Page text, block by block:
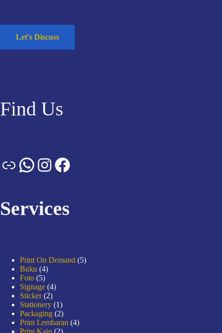
Let's Discuss
Find Us
Services
Print On Demand
5
Buku 4
Foto 5
Signage 4
Sticker 2
Stationery 1
Packaging 2
Print Lembaran 4
Print Kain
2